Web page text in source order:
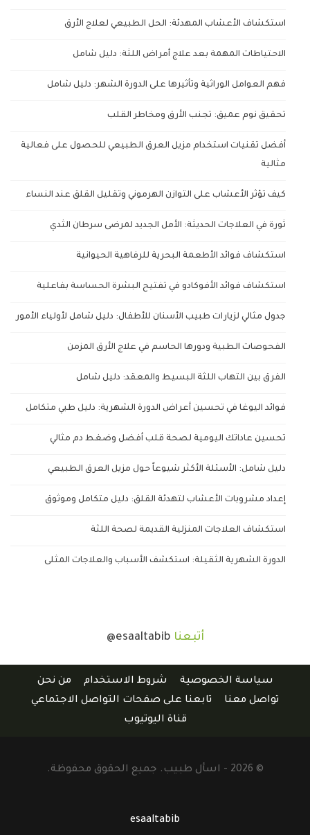
استكشاف الأعشاب المهدئة: الحل الطبيعي لعلاج الأرق
الاحتياطات المهمة بعد علاج أمراض اللثة: دليل شامل
فهم العوامل الوراثية وتأثيرها على الدورة الشهر: دليل شامل
تحقيق نوم عميق: تجنب الأرق ومخاطر القلب
أفضل تقنيات استخدام مزيل العرق الطبيعي للحصول على فعالية
مثالية
كيف تؤثر الأعشاب على التوازن الهرموني وتقليل القلق عند النساء
ثورة في العلاجات الحديثة: الأمل الجديد لمرضى سرطان الثدي
استكشاف فوائد الأطعمة البحرية للرفاهية الحيوانية
استكشاف فوائد الأفوكادو في تفتيح البشرة الحساسة بفاعلية
جدول مثالي لزيارات طبيب الأسنان للأطفال: دليل شامل لأولياء الأمور
الفحوصات الطبية ودورها الحاسم في علاج الأرق المزمن
الفرق بين التهاب اللثة البسيط والمعقد: دليل شامل
فوائد اليوغا في تحسين أعراض الدورة الشهرية: دليل طبي متكامل
تحسين عاداتك اليومية لصحة قلب أفضل وضغط دم مثالي
دليل شامل: الأسئلة الأكثر شيوعاً حول مزيل العرق الطبيعي
إعداد مشروبات الأعشاب لتهدئة القلق: دليل متكامل وموثوق
استكشاف العلاجات المنزلية القديمة لصحة اللثة
الدورة الشهرية الثقيلة: استكشف الأسباب والعلاجات المثلى
أتبعنا @esaaltabib
سياسة الخصوصية شروط الاستخدام
من نحن
تواصل معنا
تابعنا على صفحات التواصل الاجتماعي
قناة اليوتيوب
© 2026 - اسأل طبيب. جميع الحقوق محفوظة.
esaaltabib